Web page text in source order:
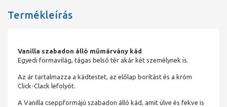
Termékleírás
Vanilla szabadon álló műmárvány kád
Egyedi formavilág, tágas belső tér akár két személynek is.
Az ár tartalmazza a kádtestet, az előlap borítást és a króm
Click-Clack lefolyót.
A Vanilla cseppformájú szabadon álló kád, amit ülve és fekve is